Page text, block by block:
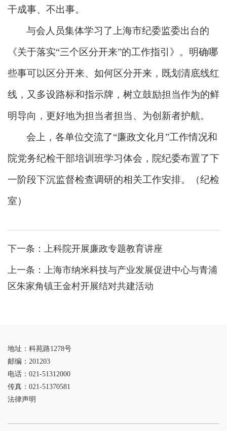
干成事、不出事。
与会人员集体学习了上海市纪委监委出台的
《关于落实“三个区分开来”的工作指引》。明确哪
些事可以区分开来、如何区分开来，既划清底线红
线，又多设路标和指示牌，树立鼓励担当作为的鲜
明导向，更好地为担当者担当、为创新者护航。
会上，各单位交流了“廉政文化月”工作情况和
院党务纪检干部培训班学习体会，院纪委布置了下
一阶段下沉监督检查调研的相关工作安排。（纪检
室）
下一条： 上科院开展廉政专题教育讲座
上一条： 上海市纳米科技与产业发展促进中心与青浦
区朱家角镇王金村开展结对共建活动
地址：科苑路1278号
邮编：201203
电话：021-51312000
传真：021-51370581
法律声明